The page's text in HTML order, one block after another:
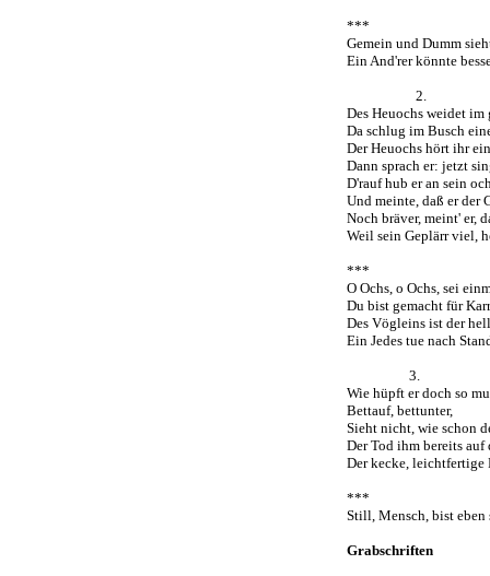
***
Gemein und Dumm
Ein And'rer könnte
2.
Des Heuochs weidet im
Da schlug im Busch
Der Heuochs hört ihr
Dann sprach er: jetzt
D'rauf hub er an sein
Und meinte, daß er der
Noch bräver, meint' er,
Weil sein Geplärr viel,
***
O Ochs, o Ochs, sei
Du bist gemacht für
Des Vögleins ist der
Ein Jedes tue nach
3.
Wie hüpft er doch so
Bettauf, bettunter,
Sieht nicht, wie schon
Der Tod ihm bereits
Der kecke, leichtfertige
***
Still, Mensch, bist eben
Grabschriften